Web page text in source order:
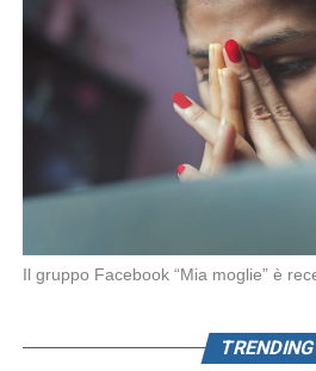
TRENDING